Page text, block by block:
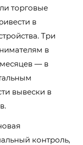
торговые
в
Три
в
— в
вывески в
контроль,